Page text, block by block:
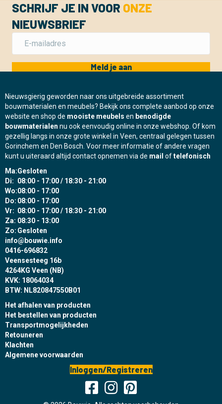
SCHRIJF JE IN VOOR ONZE
NIEUWSBRIEF
Meld je aan
Nieuwsgierig geworden naar ons uitgebreide assortiment
bouwmaterialen en meubels? Bekijk ons complete aanbod op onze
website en shop de mooiste meubels en benodigde
bouwmaterialen nu ook eenvoudig online in onze webshop. Of kom
gezellig langs in onze grote winkel in Veen, centraal gelegen tussen
Gorinchem en Den Bosch. Voor meer informatie of andere vragen
kunt u uiteraard altijd contact opnemen via de mail oftelefonisch
Ma:Gesloten
Di: 08:00 - 17:00 / 18:30 - 21:00
Wo:08:00 - 17:00
Do: 08:00 - 17:00
Vr: 08:00 - 17:00 / 18:30 - 21:00
Za: 08:30 - 13:00
Zo: Gesloten
info@bouwie.info
0416-696832
Veensesteeg 16b
4264KG Veen (NB)
KVK: 18064034
BTW: NL820847550B01
Het afhalen van producten
Het bestellen van producten
Transportmogelijkheden
Retouneren
Klachten
Algemene voorwaarden
Inloggen/Registreren